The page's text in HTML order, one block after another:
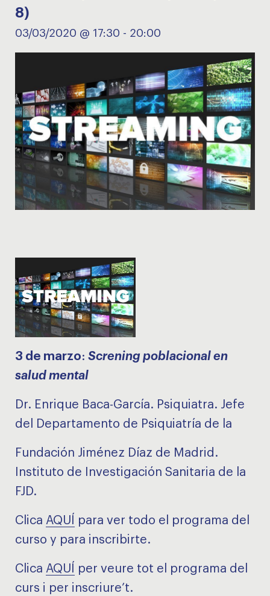
8)
03/03/2020 @ 17:30 - 20:00
3 de marzo: Screning poblacional en
salud mental
Dr. Enrique Baca-García. Psiquiatra. Jefe
del Departamento de Psiquiatría de la
Fundación Jiménez Díaz de Madrid.
Instituto de Investigación Sanitaria de la
FJD.
Clica AQUÍ
para ver todo el programa del
curso y para inscribirte.
Clica AQUÍ
per veure tot el programa del
curs i per inscriure’t.